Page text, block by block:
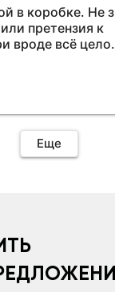
в коробке. Не
претензия к
вроде всё
не получается
дурит. Четыре
опробую
без него. Как
по работе
рекомендую к
Еще